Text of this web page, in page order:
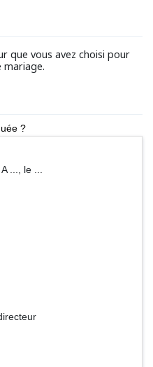
que vous avez choisi pour
?
Nom
...